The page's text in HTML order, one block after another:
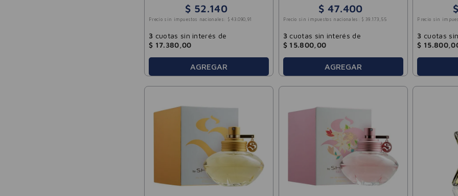
$ 52.140
Precio sin impuestos nacionales: $ 43 .090, 91
3 cuotas sin interés de
$ 17.380 00
AGREGAR
$ 47.400
Precio sin impuestos nacionales: $ 39 .173 , 55
3 cuotas sin interés de
$ 15.800 00
AGREGAR
$
Precio sin
3 cuotas
$ 15.800,